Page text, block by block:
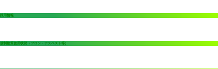
採用情報
規制物質使用状況（フロン・アスベスト等）